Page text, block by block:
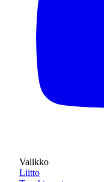
Valikko
Liitto